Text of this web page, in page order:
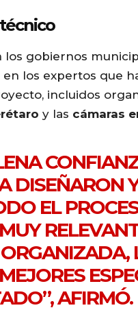
los gobiernos
los expertos que
incluidos
y las cámaras
DISEÑARON
EL
AFIRMÓ.